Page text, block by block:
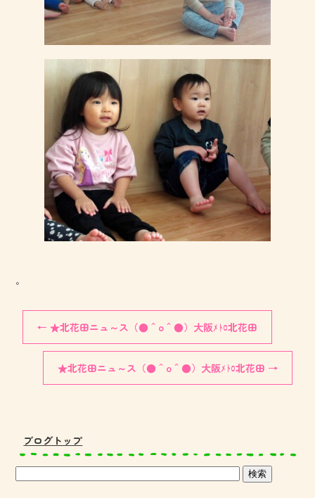
。
← ★北花田ニュ～ス（●＾o＾●）大阪ﾒﾄﾛ北花田
★北花田ニュ～ス（●＾o＾●）大阪ﾒﾄﾛ北花田 →
ブログトップ